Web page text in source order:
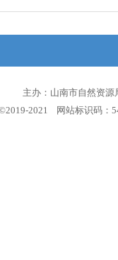
主办：山南市自然资
2021 网站标识码：